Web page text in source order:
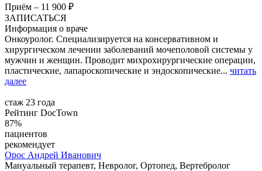
Приём – 11 900 ₽
ЗАПИСАТЬСЯ
Информация о враче
Онкоуролог. Специализируется на консервативном и
хирургическом лечении заболеваний мочеполовой системы у
мужчин и женщин. Проводит михрохирургические операции,
пластические, лапароскопические и эндоскопические... читать
далее
стаж 23 года
Рейтинг DocTown
87%
пациентов
рекомендует
Орос Андрей Иванович
Мануальный терапевт, Невролог, Ортопед, Вертебролог